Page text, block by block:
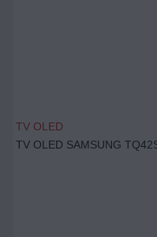
TV OLED
TV OLED SAMSUNG